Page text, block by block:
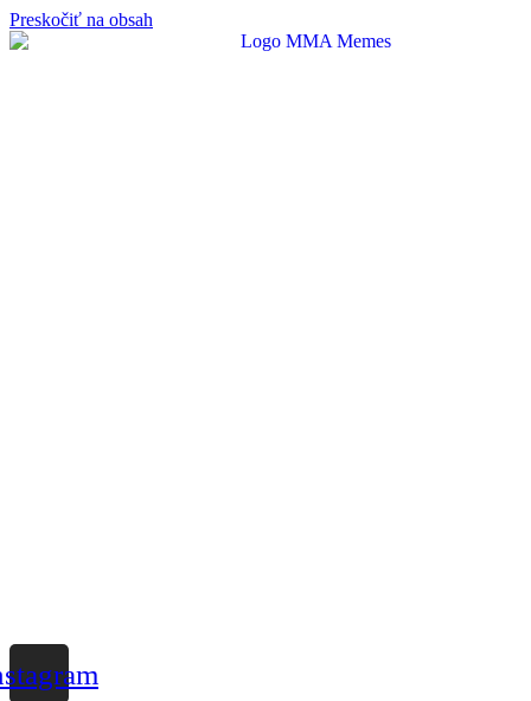
Preskočiť na obsah